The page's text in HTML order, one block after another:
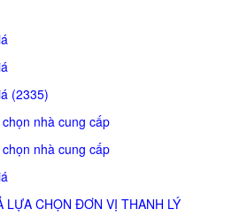
(2335)
nhà cung cấp
nhà cung cấp
LỰA CHỌN ĐƠN VỊ THANH LÝ